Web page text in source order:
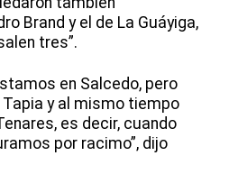
Brand y el de La Guáyiga,
tres”.
en Salcedo, pero
y al mismo tiempo
es decir, cuando
por racimo”, dijo